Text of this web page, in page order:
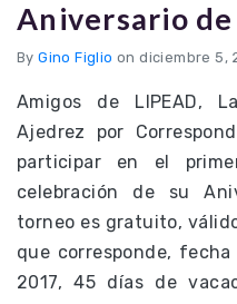
Aniversario de
ByGino Figlio on diciembre 5,
Amigos de LIPEAD,
Ajedrez por
participar en el
celebración de su
torneo es gratuito,
que corresponde,
2017, 45 días de